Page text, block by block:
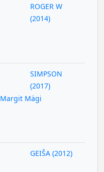
ROGER W
(2014)
SIMPSON
(2017)
Margit Mägi
GEIŠA (2012)